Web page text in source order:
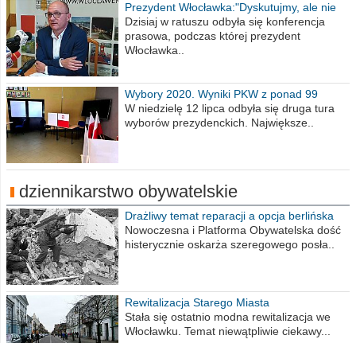
Prezydent Włocławka:"Dyskutujmy, ale nie
obrażajmy się”
Dzisiaj w ratuszu odbyła się konferencja
prasowa, podczas której prezydent
Włocławka..
Wybory 2020. Wyniki PKW z ponad 99
procent obwodów
W niedzielę 12 lipca odbyła się druga tura
wyborów prezydenckich. Największe..
dziennikarstwo obywatelskie
Drażliwy temat reparacji a opcja berlińska
Nowoczesna i Platforma Obywatelska dość
histerycznie oskarża szeregowego posła..
Rewitalizacja Starego Miasta
Stała się ostatnio modna rewitalizacja we
Włocławku. Temat niewątpliwie ciekawy...